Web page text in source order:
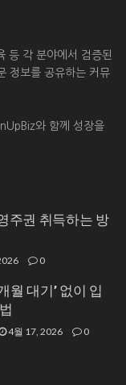
등 각 분야에서 검증된
정보를 공유하는 커뮤
와 함께 성장을
주권 취득하는 방
0
월 대기’ 없이 입
4월 17, 2026 0